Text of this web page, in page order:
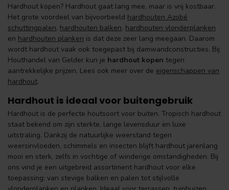
Hardhout kopen? Hardhout gaat lang mee, maar is vrij kostbaar.
Het grote voordeel van bijvoorbeeld hardhouten Azobé
schuttingpalen, hardhouten balken, hardhouten vlonderplanken
en hardhouten planken is dat deze zeer lang meegaan. Daarom
wordt hardhout vaak ook toegepast bij damwandconstructies. Bij
Houthandel van Gelder kun je hardhout kopen tegen
aantrekkelijke prijzen. Lees ook meer over de eigenschappen van
hardhout.
Hardhout is ideaal voor buitengebruik
Hardhout is de perfecte houtsoort voor buiten. Tropisch hardhout
staat bekend om zijn sterkte, lange levensduur en luxe
uitstraling. Dankzij de natuurlijke weerstand tegen
weersinvloeden, schimmels en insecten blijft hardhout jarenlang
mooi en sterk, zelfs in vochtige of winderige omstandigheden. Bij
ons vind je een uitgebreid assortiment hardhout voor elke
toepassing: van stevige balken en palen tot stijlvolle